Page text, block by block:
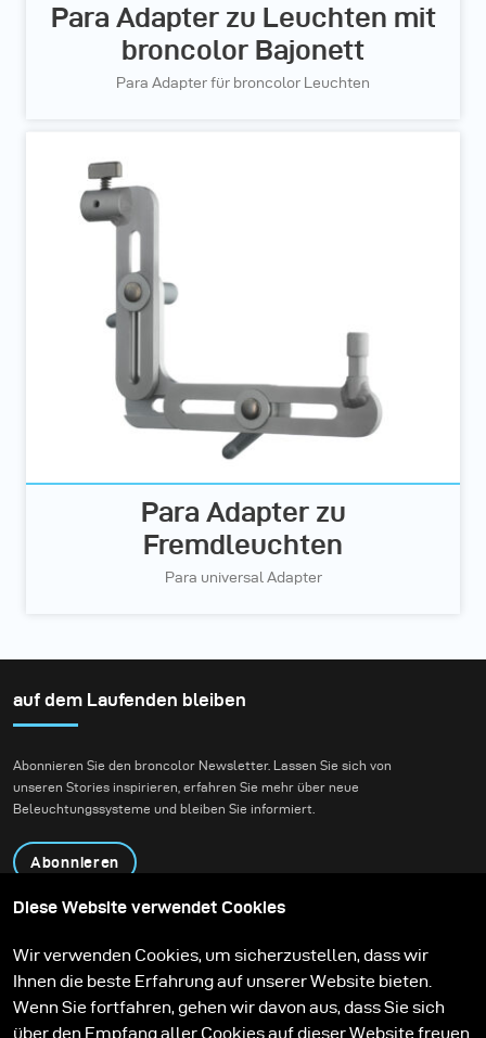
Para Adapter zu Leuchten mit
broncolor Bajonett
Para Adapter für broncolor Leuchten
Para Adapter zu
Fremdleuchten
Para universal Adapter
auf dem Laufenden bleiben
Abonnieren Sie den broncolor Newsletter. Lassen Sie sich von
unseren Stories inspirieren, erfahren Sie mehr über neue
Beleuchtungssysteme und bleiben Sie informiert.
Abonnieren
Kontakt
Technologien
Contribute to our blog
Lernen
Support
Karriere
Media Center
Diese Website verwendet Cookies
Wir verwenden Cookies, um sicherzustellen, dass wir
Ihnen die beste Erfahrung auf unserer Website bieten.
Wenn Sie fortfahren, gehen wir davon aus, dass Sie sich
über den Empfang aller Cookies auf dieser Website freuen.